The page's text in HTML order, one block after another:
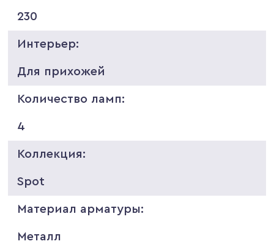
230
Интерьер:
Для прихожей
Количество ламп:
4
Коллекция:
Spot
Материал арматуры:
Металл